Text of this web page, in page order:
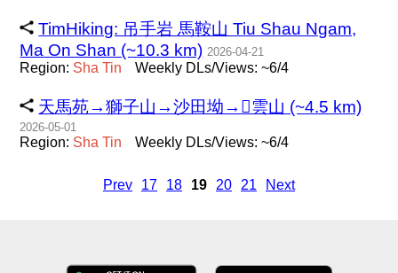
TimHiking: 吊手岩 馬鞍山 Tiu Shau Ngam,
Ma On Shan (~10.3 km) 2026-04-21
Region: Sha Tin Weekly DLs/Views: ~6/4
天馬苑→獅子山→沙田坳→雲山 (~4.5 km)
2026-05-01
Region: Sha Tin Weekly DLs/Views: ~6/4
Prev 17 18 19 20 21 Next